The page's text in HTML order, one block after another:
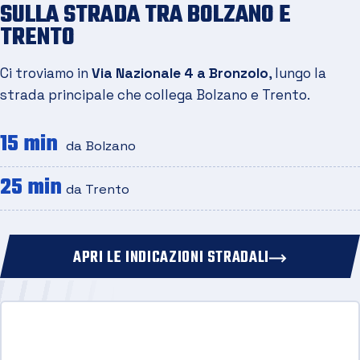
SULLA STRADA TRA BOLZANO E
TRENTO
Ci troviamo in Via Nazionale 4 a Bronzolo, lungo la
strada principale che collega Bolzano e Trento.
15 min da Bolzano
25 min da Trento
APRI LE INDICAZIONI STRADALI